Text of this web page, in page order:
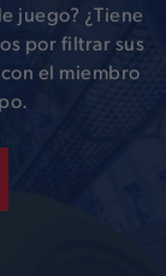
juego? ¿Tiene
por filtrar sus
el miembro